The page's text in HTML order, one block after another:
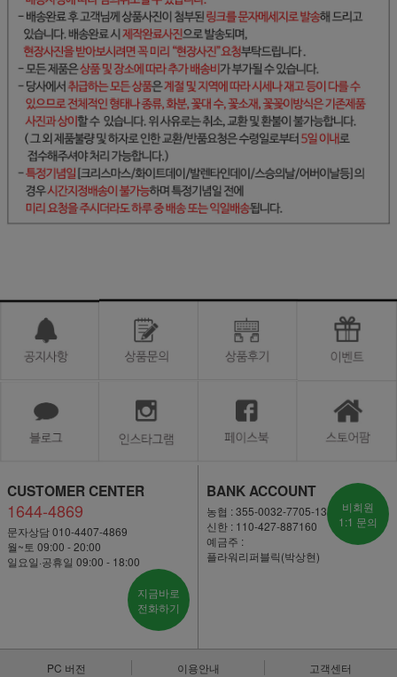
CUSTOMER CENTER
1644-4869
문자상담 010-4407-4869
월~토 09:00 - 20:00
일요일·공휴일 09:00 - 18:00
지금바로
전화하기
BANK ACCOUNT
농협 : 355-0032-7705-13
신한 : 110-427-887160
예금주 :
플라워리퍼블릭(박상현)
비회원
1:1 문의
PC 버전 이용안내 고객센터